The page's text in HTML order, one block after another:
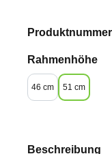
Rahmenhöhe
46 cm 51 cm
Beschreibung